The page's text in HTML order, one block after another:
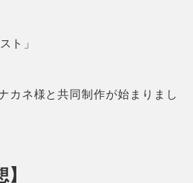
ト」
カネ様と共同制作が始まりまし